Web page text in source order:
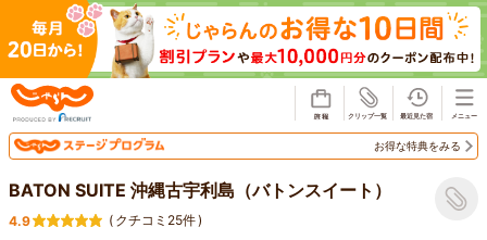
お得な特典をみる
BATON SUITE 沖縄古宇利島（バトンスイート）
4.9 ( クチコミ25件)